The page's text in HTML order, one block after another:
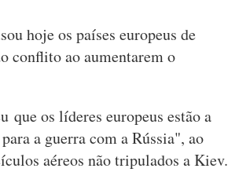
hoje os países europeus de
conflito ao aumentarem o
os líderes europeus estão a
a guerra com a Rússia", ao
aéreos não tripulados a Kiev.